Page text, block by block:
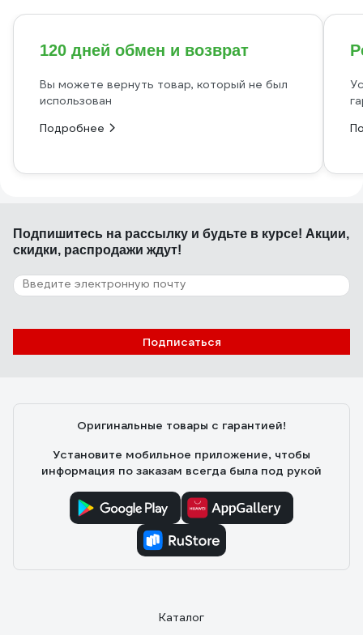
120 дней обмен и возврат
Вы можете вернуть товар, который не был
использован
Подробнее
Подпишитесь на рассылку и будьте в курсе! Акции,
скидки, распродажи ждут!
Подписаться
Оригинальные товары с гарантией!
Установите мобильное приложение, чтобы
информация по заказам всегда была под рукой
Каталог